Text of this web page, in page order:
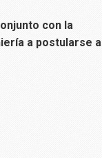
con la
a postularse a